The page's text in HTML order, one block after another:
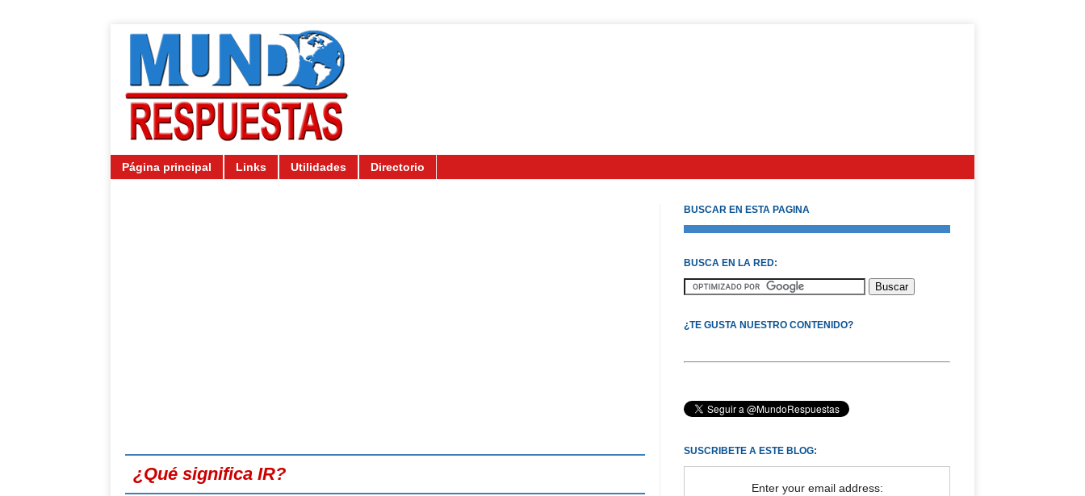
Página principal Links Utilidades Directorio
¿Qué significa IR?
BUSCAR EN ESTA PAGINA
BUSCA EN LA RED:
¿TE GUSTA NUESTRO CONTENIDO?
SUSCRIBETE A ESTE BLOG:
Enter your email address: